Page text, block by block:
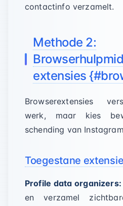
contactinfo verzamelt.
Methode 2:
extensies
Browserextensies
werk, maar kies
schending van
Toegestane
Profile data organizers:
en verzamel